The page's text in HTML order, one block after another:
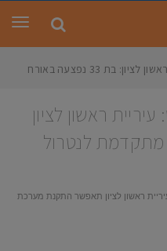
פגיעת רכב בראשון לציון: בת 33 נפצעה באורח
ראשון לציון
לנטרול
ראשון לציון תאפשר התקנת מערכת